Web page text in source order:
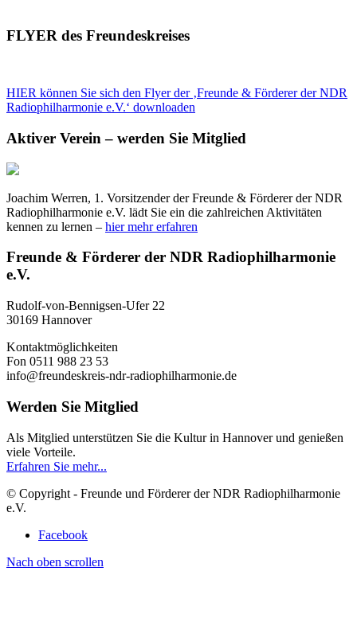
FLYER des Freundeskreises
HIER können Sie sich den Flyer der ‚Freunde & Förderer der NDR
Radiophilharmonie e.V.‘ downloaden
Aktiver Verein – werden Sie Mitglied
Joachim Werren, 1. Vorsitzender der Freunde & Förderer der NDR
Radiophilharmonie e.V. lädt Sie ein die zahlreichen Aktivitäten
kennen zu lernen – hier mehr erfahren
Freunde & Förderer der NDR Radiophilharmonie
e.V.
Rudolf-von-Bennigsen-Ufer 22
30169 Hannover
Kontaktmöglichkeiten
Fon 0511 988 23 53
info@freundeskreis-ndr-radiophilharmonie.de
Werden Sie Mitglied
Als Mitglied unterstützen Sie die Kultur in Hannover und genießen
viele Vorteile.
Erfahren Sie mehr...
© Copyright - Freunde und Förderer der NDR Radiophilharmonie
e.V.
Facebook
Nach oben scrollen